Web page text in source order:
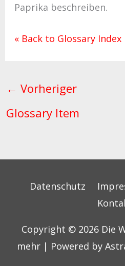
Paprika beschreiben.
« Back to Glossary Index
← Vorheriger
Glossary Item
Datenschutz
Copyright © 2026 Die
mehr| Powered by